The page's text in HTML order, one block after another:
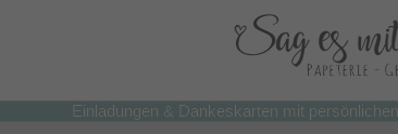
Einladungen & Dankeskarten mit